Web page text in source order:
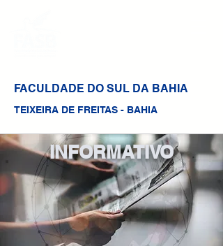
FACULDADE DO SUL DA BAHIA
TEIXEIRA DE FREITAS - BAHIA
INFORMATIVO